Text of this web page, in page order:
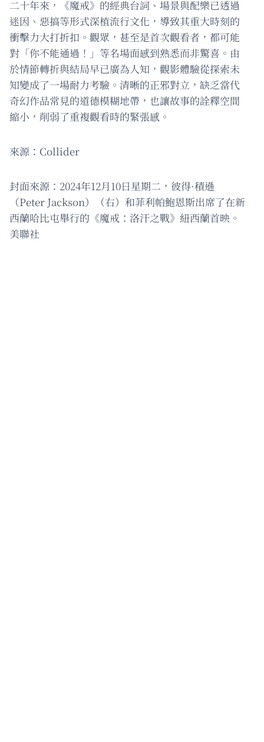
二十年來，《魔戒》的經典台詞、場景與配樂已透過
迷因、惡搞等形式深植流行文化，導致其重大時刻的
衝擊力大打折扣。觀眾，甚至是首次觀看者，都可能
對「你不能通過！」等名場面感到熟悉而非驚喜。由
於情節轉折與結局早已廣為人知，觀影體驗從探索未
知變成了一場耐力考驗。清晰的正邪對立，缺乏當代
奇幻作品常見的道德模糊地帶，也讓故事的詮釋空間
縮小，削弱了重複觀看時的緊張感。
來源：Collider
封面來源：2024年12月10日星期二，彼得·積遜
（Peter Jackson）（右）和菲利帕鮑恩斯出席了在新
西蘭哈比屯舉行的《魔戒：洛汗之戰》紐西蘭首映。
美聯社